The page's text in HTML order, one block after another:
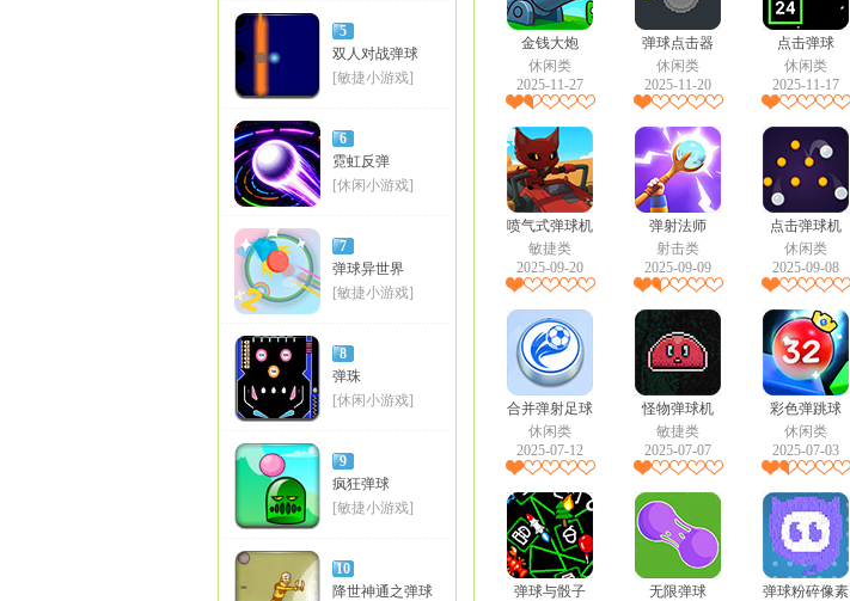
5
双人对战弹球
[敏捷小游戏]
6
霓虹反弹
[休闲小游戏]
7
弹球异世界
[敏捷小游戏]
8
弹珠
[休闲小游戏]
9
疯狂弹球
[敏捷小游戏]
10
降世神通之弹球
金钱大炮
休闲类
2025-11-27
弹球点击器
休闲类
2025-11-20
点击弹球
休闲类
2025-11-17
喷气式弹球机
敏捷类
2025-09-20
弹射法师
射击类
2025-09-09
点击弹球机
休闲类
2025-09-08
合并弹射足球
休闲类
2025-07-12
怪物弹球机
敏捷类
2025-07-07
彩色弹跳球
休闲类
2025-07-03
弹球与骰子
无限弹球
弹球粉碎像素